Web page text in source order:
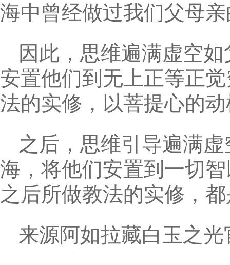
海中曾经做过我们父母
因此，思维遍满虚空
安置他们到无上正等正
法的实修，以菩提心的
之后，思维引导遍满
海，将他们安置到一切
之后所做教法的实修，
来源阿如拉藏白玉之